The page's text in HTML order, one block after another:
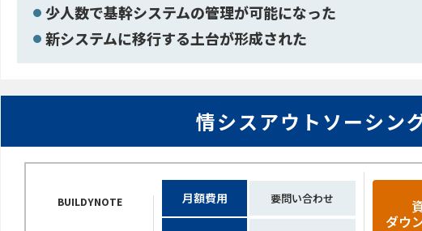
少人数で基幹システムの管理が可能になった
新システムに移行する土台が形成された
情シスアウトソーシン
BUILDYNOTE 月額費用 要問い合わせ
ダウ